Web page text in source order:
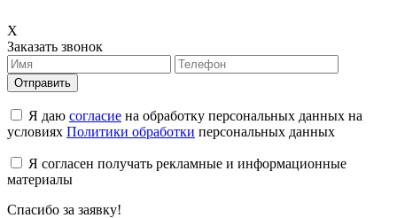
X
Заказать звонок
Отправить
Я даю согласие на обработку персональных данных на
условиях Политики обработки персональных данных
Я согласен получать рекламные и информационные
материалы
Спасибо за заявку!